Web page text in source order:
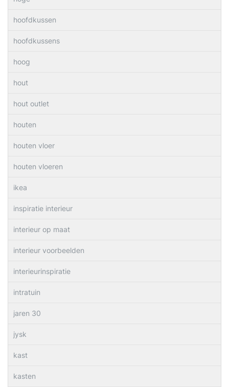
hoofdkussen
hoofdkussens
hoog
hout
hout outlet
houten
houten vloer
houten vloeren
ikea
inspiratie interieur
interieur op maat
interieur voorbeelden
interieurinspiratie
intratuin
jaren 30
jysk
kast
kasten